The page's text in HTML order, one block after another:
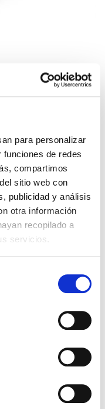
para personalizar
de redes
compartimos
sitio web con
publicidad y análisis
otra información
recopilado a
servicios.
modelos de sellos
3000 impresiones